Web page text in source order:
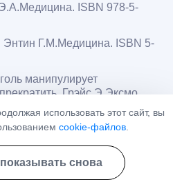
ISBN 978-5-
Энтин Г.М.Медицина. ISBN 5-
манипулирует
Грэйс Э.Эксмо.
Виктория Данииловна
использовать этот сайт, вы
cookie-файлов
снова